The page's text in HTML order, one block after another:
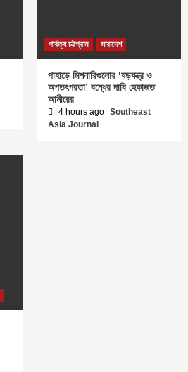
পার্বত্য চট্টগ্রাম সারাদেশ
পাহাড়ে মিশনারিগুলোর ‘ষড়যন্ত্র ও
অপতৎপরতা’ বন্ধের দাবি হেফাজত
আমীরের
4 hours ago Southeast
Asia Journal